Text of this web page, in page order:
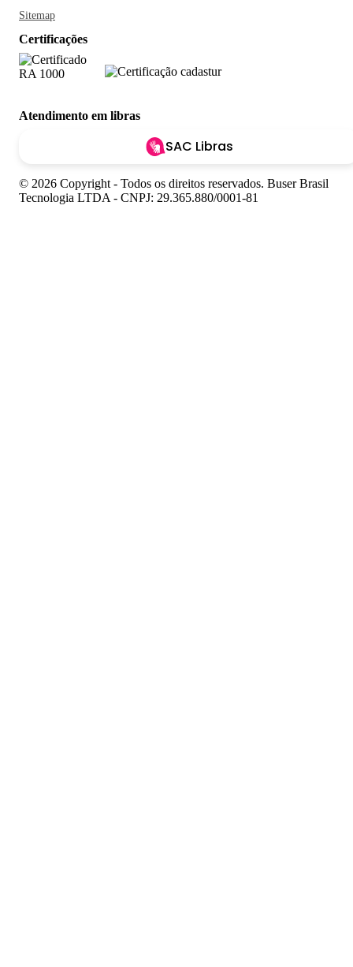
Sitemap
Certificações
Atendimento em libras
SAC Libras
© 2026 Copyright - Todos os direitos reservados. Buser Brasil
Tecnologia LTDA - CNPJ: 29.365.880/0001-81